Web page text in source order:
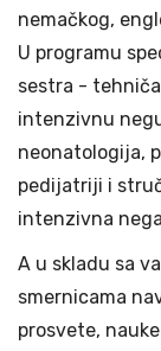
nemačkog,
U programu
sestra -
intenzivnu
neonatologija,
pedijatriji i
intenzivna
A u skladu sa
smernicama
prosvete,